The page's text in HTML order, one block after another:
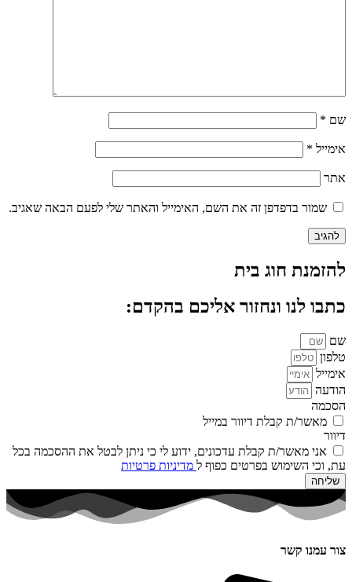
שם *
אימייל *
אתר
שמור בדפדפן זה את השם, האימייל והאתר שלי לפעם הבאה שאגיב.
להזמנת חוג בית
כתבו לנו ונחזור אליכם בהקדם:
שם
טלפון
אימייל
הודעה
הסכמה
מאשר/ת קבלת דיוור במייל
דיוור
אני מאשר/ת קבלת עדכונים, ידוע לי כי ניתן לבטל את ההסכמה בכל
עת, וכי השימוש בפרטים כפוף ל מדיניות פרטיות
שליחה
צור עמנו קשר